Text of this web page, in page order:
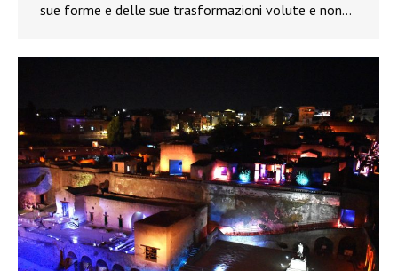
sue forme e delle sue trasformazioni volute e non…